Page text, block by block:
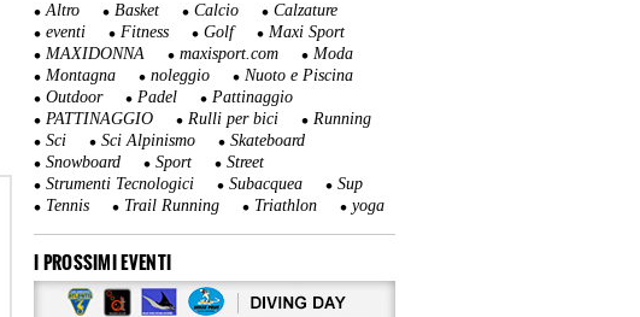
Altro Basket Calcio
Calzature
eventi
Fitness Golf
Maxi Sport
MAXIDONNA
maxisport.com
Moda
Montagna
noleggio
Nuoto e Piscina
Outdoor
Padel
Pattinaggio
PATTINAGGIO
Rulli per bici
Running
Sci
Sci Alpinismo
Skateboard
Snowboard
Sport
Street
Strumenti Tecnologici
Subacquea
Sup
Tennis
Trail Running Triathlon yoga
I PROSSIMI EVENTI